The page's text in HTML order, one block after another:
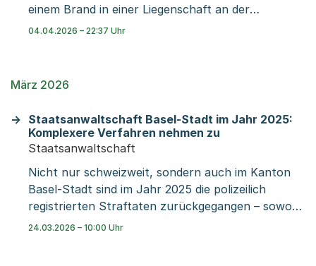
einem Brand in einer Liegenschaft an der
Gasstrasse ausgerückt. Die Sanität der Rettung
04.04.2026 – 22:37 Uhr
März 2026
Staatsanwaltschaft Basel-Stadt im Jahr 2025:
Komplexere Verfahren nehmen zu
Staatsanwaltschaft
Nicht nur schweizweit, sondern auch im Kanton
Basel-Stadt sind im Jahr 2025 die polizeilich
registrierten Straftaten zurückgegangen – sowohl
bei den Erwachsenen als auch bei den
24.03.2026 – 10:00 Uhr